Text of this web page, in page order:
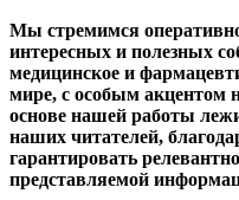
Мы стремимся
интересных и полезных
медицинское и
мире, с особым акцентом
основе нашей работы
наших читателей,
гарантировать
представляемой